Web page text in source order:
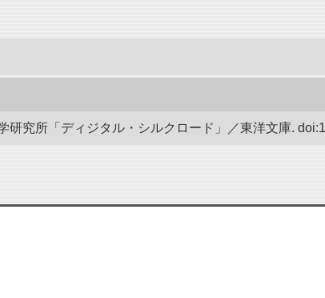
研究所「ディジタル・シルクロード」／東洋文庫.